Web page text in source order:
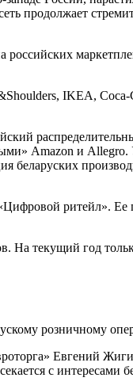
продолжает
IKEA,
Amazon и Allegro.
беларуских
ритейл».
На текущий год
розничному
Евгений
с интересами